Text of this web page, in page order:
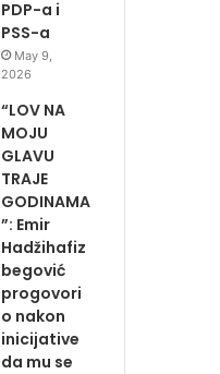
PDP-a i
PSS-a
May 9,
2026
“LOV NA
MOJU
GLAVU
TRAJE
GODINAMA
”: Emir
Hadžihafiz
begović
progovori
o nakon
inicijative
da mu se